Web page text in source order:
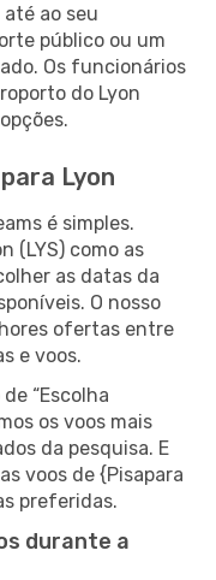
ao seu
público ou um
Os funcionários
do Lyon
Lyon
é simples.
(LYS) como as
as datas da
O nosso
ofertas entre
e voos.
“Escolha
os voos mais
da pesquisa. E
voos de {Pisapara
preferidas.
durante a